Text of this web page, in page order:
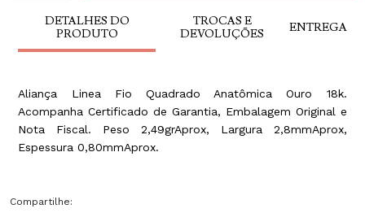
DETALHES DO
PRODUTO
TROCAS E
DEVOLUÇÕES
ENTREGA
Aliança Linea Fio Quadrado Anatômica Ouro 18k.
Acompanha Certificado de Garantia, Embalagem Original e
Nota Fiscal. Peso 2,49grAprox, Largura 2,8mmAprox,
Espessura 0,80mmAprox.
Compartilhe: